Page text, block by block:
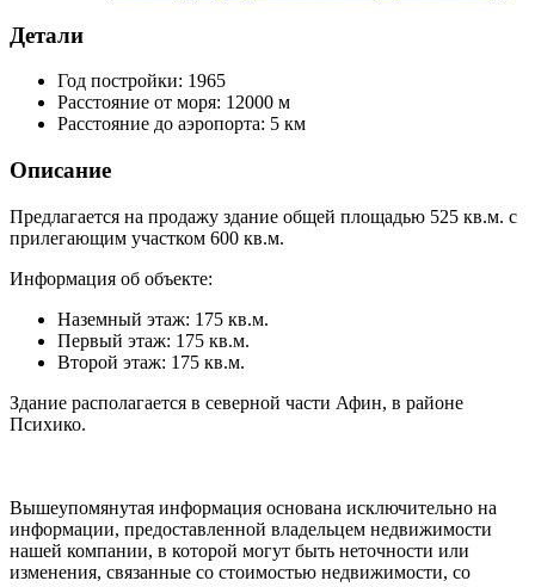
Детали
Год постройки: 1965
Расстояние от моря: 12000 м
Расстояние до аэропорта: 5 км
Описание
Предлагается на продажу здание общей площадью 525 кв.м. с
прилегающим участком 600 кв.м.
Информация об объекте:
Наземный этаж: 175 кв.м.
Первый этаж: 175 кв.м.
Второй этаж: 175 кв.м.
Здание располагается в северной части Афин, в районе
Психико.
Вышеупомянутая информация основана исключительно на
информации, предоставленной владельцем недвижимости
нашей компании, в которой могут быть неточности или
изменения, связанные со стоимостью недвижимости, со